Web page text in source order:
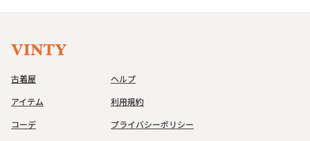
古着屋
アイテム
コーデ
ヘルプ
利用規約
プライバシーポリシー